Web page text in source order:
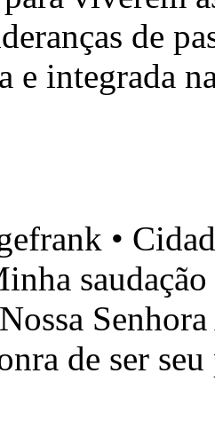
de
e integrada
•
saudação
de ser